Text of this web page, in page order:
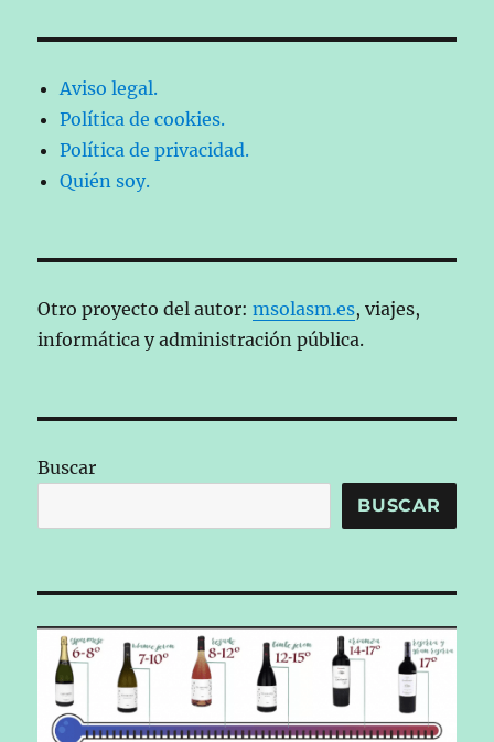
Aviso legal.
Política de cookies.
Política de privacidad.
Quién soy.
Otro proyecto del autor:msolasm.es, viajes,
informática y administración pública.
Buscar
BUSCAR